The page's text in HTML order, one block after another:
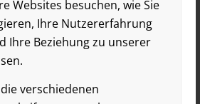
Websites besuchen, wie Sie
Ihre Nutzererfahrung
Ihre Beziehung zu unserer
verschiedenen
dabei nicht als dröge
werden sollte,
Nathalie Stadler. Ironisch,
mit glänzender Stimme